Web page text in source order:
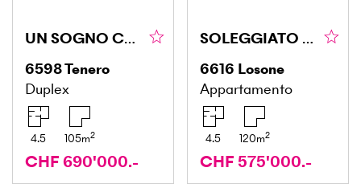
UN SOGNO CON VISTA SUL LAGO ED UN BEL GIARDINO
6598Tenero
Duplex
4.5 105m2
CHF 690'000.-
SOLEGGIATO E SPAZIOSO DUPLEX
6616 Losone
Appartamento
4.5 120m2
CHF 575'000.-